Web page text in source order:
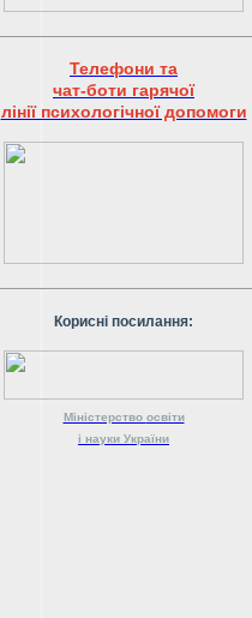
Телефони та
чат-боти гарячої
лінії психологічної допомоги
Корисні посилання:
Міністерство освіти
і науки України